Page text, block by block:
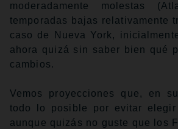
moderadamente molestas
temporadas bajas relativamente
caso de Nueva York,
ahora quizá sin saber bien qué
cambios.
Vemos proyecciones que, en
todo lo posible por evitar
aunque quizás no guste que los